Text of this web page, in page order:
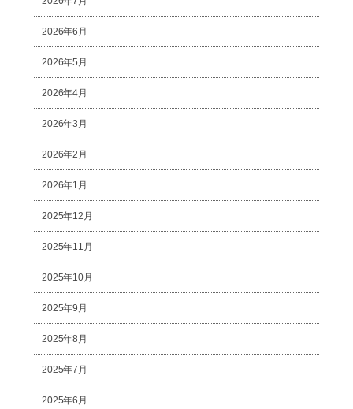
2026年6月
2026年5月
2026年4月
2026年3月
2026年2月
2026年1月
2025年12月
2025年11月
2025年10月
2025年9月
2025年8月
2025年7月
2025年6月